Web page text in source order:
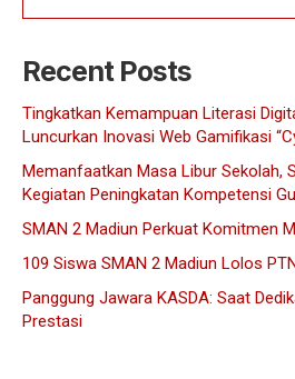
Recent Posts
Tingkatkan Kemampuan Literasi
Luncurkan Inovasi Web Gamifikasi
Memanfaatkan Masa Libur Sekolah,
Kegiatan Peningkatan Kompetensi
SMAN 2 Madiun Perkuat Komitmen
109 Siswa SMAN 2 Madiun Lolos
Panggung Jawara KASDA: Saat
Prestasi